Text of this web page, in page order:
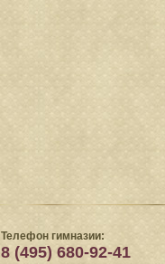
Телефон гимназии:
8 (495) 680-92-41